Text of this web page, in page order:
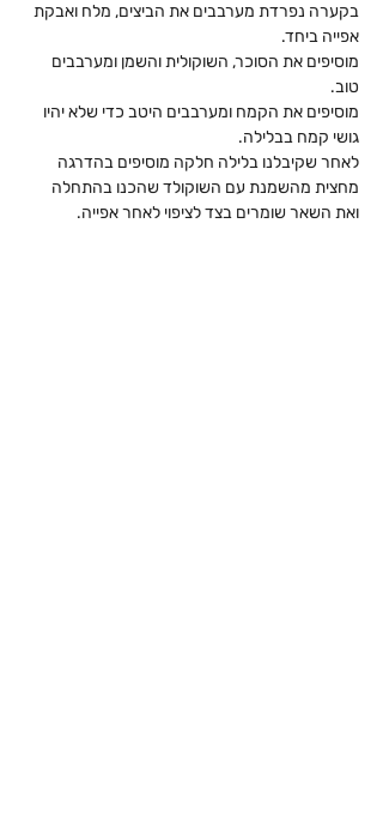
בקערה נפרדת מערבבים את הביצים, מלח ואבקת
אפייה ביחד.
מוסיפים את הסוכר, השוקולית והשמן ומערבבים
טוב.
מוסיפים את הקמח ומערבבים היטב כדי שלא יהיו
גושי קמח בבלילה.
לאחר שקיבלנו בלילה חלקה מוסיפים בהדרגה
מחצית מהשמנת עם השוקולד שהכנו בהתחלה
ואת השאר שומרים בצד לציפוי לאחר אפייה.